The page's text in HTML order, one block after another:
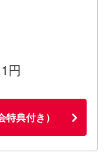
円
典付き）